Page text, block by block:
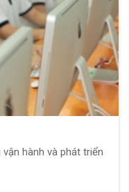
hành và phát triển